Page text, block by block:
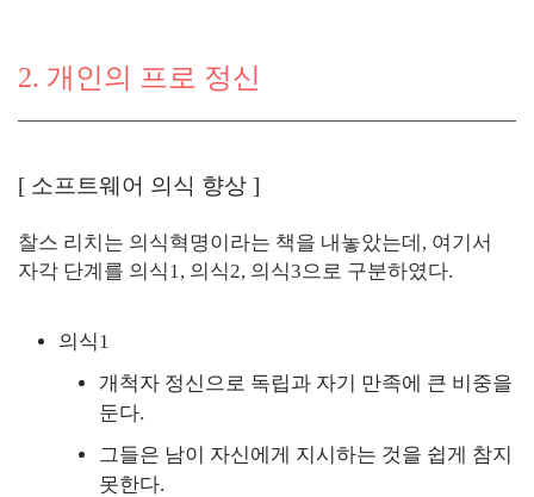
2. 개인의 프로 정신
[ 소프트웨어 의식 향상 ]
찰스 리치는 의식혁명이라는 책을 내놓았는데, 여기서
자각 단계를 의식1, 의식2, 의식3으로 구분하였다.
의식1
개척자 정신으로 독립과 자기 만족에 큰 비중을
둔다.
그들은 남이 자신에게 지시하는 것을 쉽게 참지
못한다.